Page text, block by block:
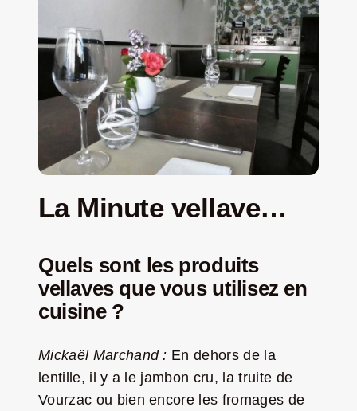
La Minute vellave…
Quels sont les produits
vellaves que vous utilisez en
cuisine ?
Mickaël Marchand : En dehors de la
lentille, il y a le jambon cru, la truite de
Vourzac ou bien encore les fromages de